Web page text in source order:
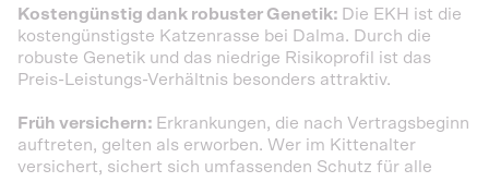
Kostengünstig dank robuster Genetik: Die EKH ist die
kostengünstigste Katzenrasse bei Dalma. Durch die
robuste Genetik und das niedrige Risikoprofil ist das
Preis-Leistungs-Verhältnis besonders attraktiv.
Früh versichern: Erkrankungen, die nach Vertragsbeginn
auftreten, gelten als erworben. Wer im Kittenalter
versichert, sichert sich umfassenden Schutz für alle